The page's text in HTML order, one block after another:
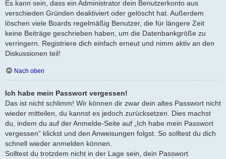
Es kann sein, dass ein Administrator dein Benutzerkonto aus
verschieden Gründen deaktiviert oder gelöscht hat. Außerdem
löschen viele Boards regelmäßig Benutzer, die für längere Zeit
keine Beiträge geschrieben haben, um die Datenbankgröße zu
verringern. Registriere dich einfach erneut und nimm aktiv an den
Diskussionen teil!
Nach oben
Ich habe mein Passwort vergessen!
Das ist nicht schlimm! Wir können dir zwar dein altes Passwort nicht
wieder mitteilen, du kannst es jedoch zurücksetzen. Dies machst
du, indem du auf der Anmelde-Seite auf „Ich habe mein Passwort
vergessen“ klickst und den Anweisungen folgst. So solltest du dich
schnell wieder anmelden können.
Solltest du trotzdem nicht in der Lage sein, dein Passwort